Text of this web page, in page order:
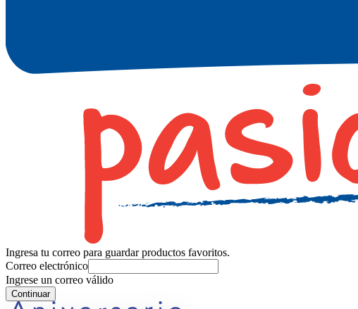
Ingresa tu correo para guardar productos favoritos.
Correo electrónico
Ingrese un correo válido
Continuar